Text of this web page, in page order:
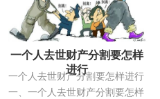
一个人去世财产分割要怎样
进行
一个人去世财产分割要怎样进行
一、一个人去世财产分割要怎样